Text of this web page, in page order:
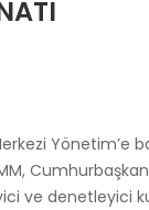
Yönetim’e
ve denetleyici